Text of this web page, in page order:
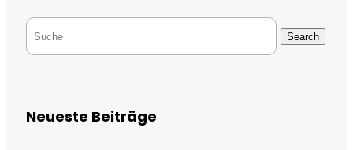
Search
Neueste Beiträge